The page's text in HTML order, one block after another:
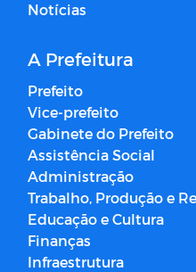
Notícias
A Prefeitura
Prefeito
Vice-prefeito
Gabinete do Prefeito
Assistência Social
Administração
Trabalho, Produção e
Educação e Cultura
Finanças
Infraestrutura